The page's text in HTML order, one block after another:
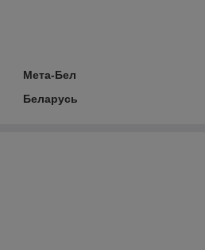
Мета-Бел
Беларусь